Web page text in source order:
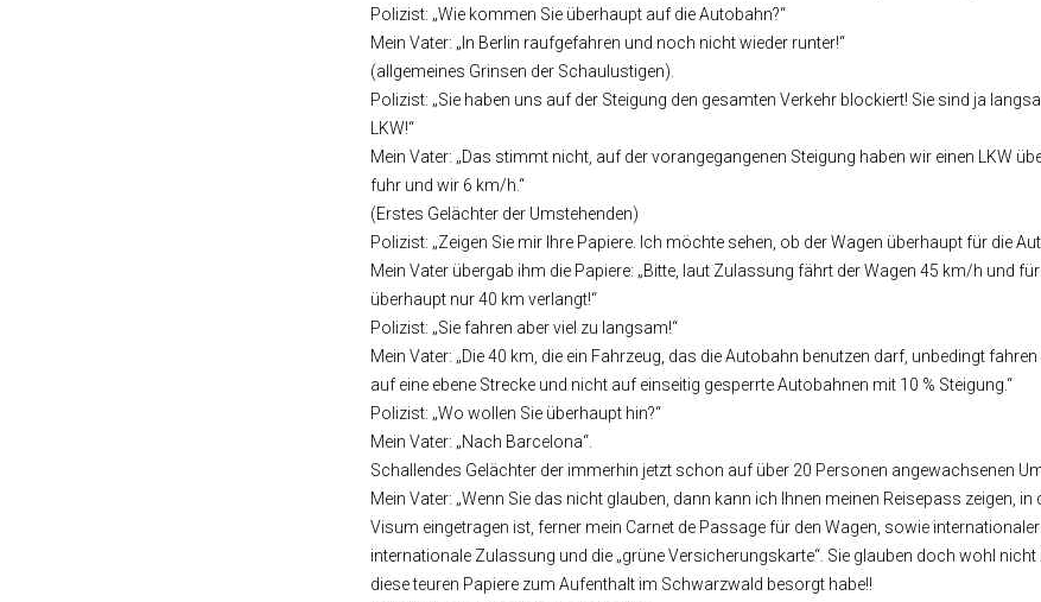
Polizist: „Wie kommen Sie überhaupt auf die Autobahn?“
Mein Vater: „In Berlin raufgefahren und noch nicht wieder runter!“
(allgemeines Grinsen der Schaulustigen).
Polizist: „Sie haben uns auf der Steigung den gesamten Verkehr blockiert! Sie sind ja
LKW!“
Mein Vater: „Das stimmt nicht, auf der vorangegangenen Steigung haben wir einen LKW
fuhr und wir 6 km/h.“
(Erstes Gelächter der Umstehenden)
Polizist: „Zeigen Sie mir Ihre Papiere. Ich möchte sehen, ob der Wagen überhaupt für die
Mein Vater übergab ihm die Papiere: „Bitte, laut Zulassung fährt der Wagen 45 km/h und
überhaupt nur 40 km verlangt!“
Polizist: „Sie fahren aber viel zu langsam!“
Mein Vater: „Die 40 km, die ein Fahrzeug, das die Autobahn benutzen darf, unbedingt
auf eine ebene Strecke und nicht auf einseitig gesperrte Autobahnen mit 10 % Steigung.“
Polizist: „Wo wollen Sie überhaupt hin?“
Mein Vater: „Nach Barcelona“.
Schallendes Gelächter der immerhin jetzt schon auf über 20 Personen angewachsenen
Mein Vater: „Wenn Sie das nicht glauben, dann kann ich Ihnen meinen Reisepass zeigen,
Visum eingetragen ist, ferner mein Carnet de Passage für den Wagen, sowie
internationale Zulassung und die „grüne Versicherungskarte“. Sie glauben doch wohl
diese teuren Papiere zum Aufenthalt im Schwarzwald besorgt habe!!